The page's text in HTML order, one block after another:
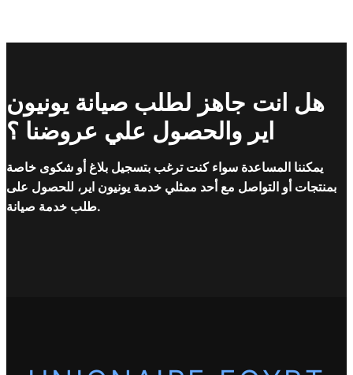
هل انت جاهز لطلب صيانة يونيون
اير والحصول علي عروضنا ؟
يمكننا المساعدة سواء كنت ترغب بتسجيل بلاغ أو شكوى خاصة
بمنتجات أو التواصل مع أحد ممثلي خدمة يونيون اير، للحصول على
طلب خدمة صيانة.